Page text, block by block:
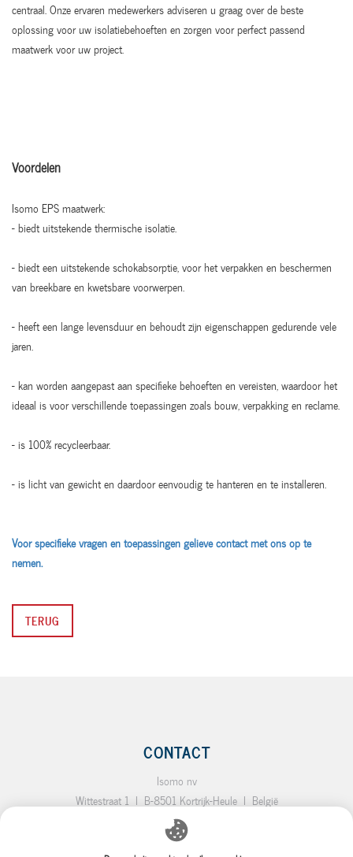
centraal. Onze ervaren medewerkers adviseren u graag over de beste
oplossing voor uw isolatiebehoeften en zorgen voor perfect passend
maatwerk voor uw project.
Voordelen
Isomo EPS maatwerk:
- biedt uitstekende thermische isolatie.
- biedt een uitstekende schokabsorptie, voor het verpakken en beschermen
van breekbare en kwetsbare voorwerpen.
- heeft een lange levensduur en behoudt zijn eigenschappen gedurende vele
jaren.
- kan worden aangepast aan specifieke behoeften en vereisten, waardoor het
ideaal is voor verschillende toepassingen zoals bouw, verpakking en reclame.
- is 100% recycleerbaar.
- is licht van gewicht en daardoor eenvoudig te hanteren en te installeren.
Voor specifieke vragen en toepassingen gelieve contact met ons op te
nemen.
TERUG
CONTACT
Isomo nv
Wittestraat 1I B-8501 Kortrijk-HeuleI België
+32 (0)56 35 92 10